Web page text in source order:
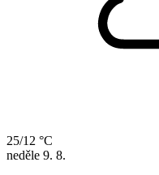
25/12 °C
neděle 9. 8.